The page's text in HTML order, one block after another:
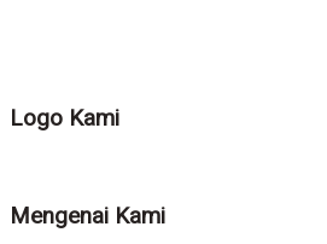
Logo Kami
Mengenai Kami